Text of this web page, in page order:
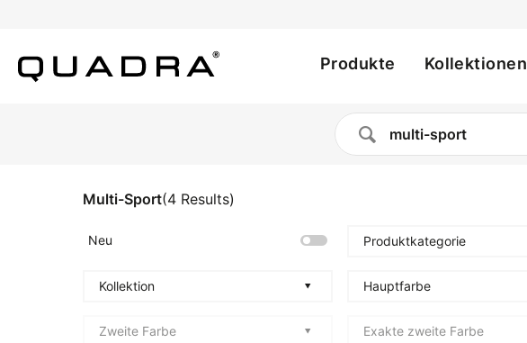
Inhalt
menu
Main
Produkte Kollektionen
Multi-Sport(4 Results)
Neu Produktkategorie
Kollektion Hauptfarbe
Zweite Farbe Exakte zweite Farbe